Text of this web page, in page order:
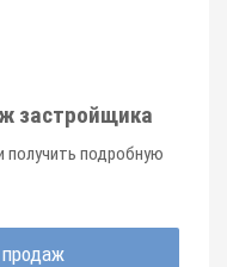
застройщика
получить подробную